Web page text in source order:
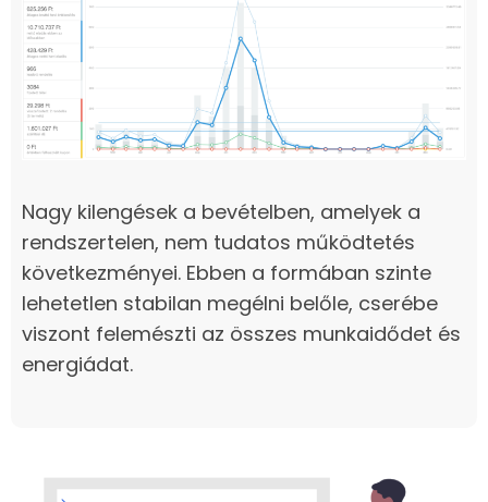
Nagy kilengések a bevételben, amelyek a
rendszertelen, nem tudatos működtetés
következményei. Ebben a formában szinte
lehetetlen stabilan megélni belőle, cserébe
viszont felemészti az összes munkaidődet és
energiádat.